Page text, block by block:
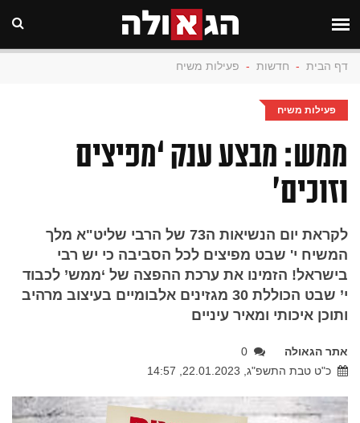
דף הבית - חדשות - פעילות משיח
פעילות משיח
ממש: מבצע ענק ‘מפיצים
וזוכים’
לקראת יום הנשיאות ה73 של הרבי שליט"א מלך
המשיח י' שבט מפיצים לכל הסביבה כי יש רבי
בישראל! הזמינו את ערכת ההפצה של ‘ממש’ לכבוד
י’ שבט הכוללת 30 מגזינים אלבומיים בעיצוב מרהיב
ותוכן איכותי ומאיר עיניים
אתר הגאולה
0
כ"ט טבת התשפ"ג, 22.01.2023, 14:57